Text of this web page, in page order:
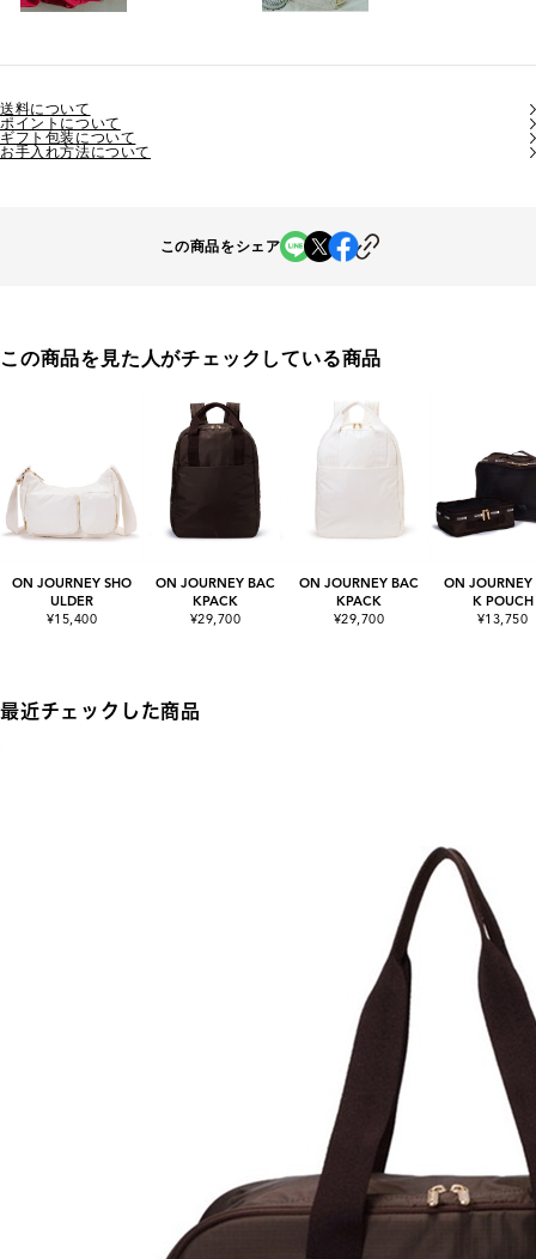
送料について
ポイントについて
ギフト包装について
お手入れ方法について
この商品をシェア
この商品を見た人がチェックしている商品
ON JOURNEY SHO
ULDER
¥15,400
ON JOURNEY BAC
KPACK
¥29,700
ON JOURNEY BAC
KPACK
¥29,700
ON JOURNEY
K POUCH
¥13,750
最近チェックした商品